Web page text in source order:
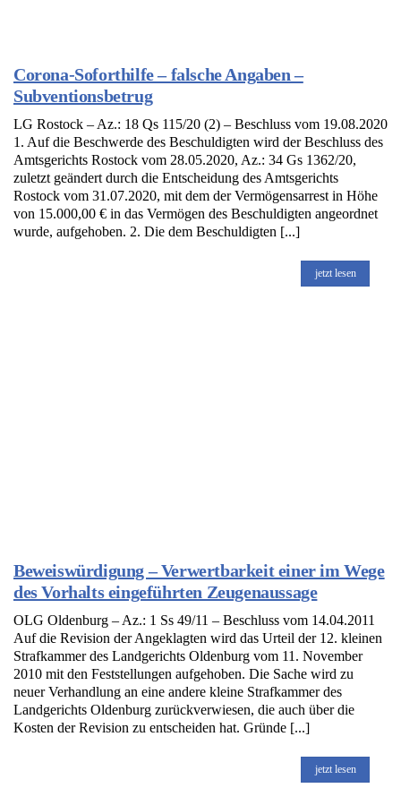
Corona-Soforthilfe – falsche Angaben –
Subventionsbetrug
LG Rostock – Az.: 18 Qs 115/20 (2) – Beschluss vom 19.08.2020
1. Auf die Beschwerde des Beschuldigten wird der Beschluss des
Amtsgerichts Rostock vom 28.05.2020, Az.: 34 Gs 1362/20,
zuletzt geändert durch die Entscheidung des Amtsgerichts
Rostock vom 31.07.2020, mit dem der Vermögensarrest in Höhe
von 15.000,00 € in das Vermögen des Beschuldigten angeordnet
wurde, aufgehoben. 2. Die dem Beschuldigten [...]
jetzt lesen
Beweiswürdigung – Verwertbarkeit einer im Wege
des Vorhalts eingeführten Zeugenaussage
OLG Oldenburg – Az.: 1 Ss 49/11 – Beschluss vom 14.04.2011
Auf die Revision der Angeklagten wird das Urteil der 12. kleinen
Strafkammer des Landgerichts Oldenburg vom 11. November
2010 mit den Feststellungen aufgehoben. Die Sache wird zu
neuer Verhandlung an eine andere kleine Strafkammer des
Landgerichts Oldenburg zurückverwiesen, die auch über die
Kosten der Revision zu entscheiden hat. Gründe [...]
jetzt lesen